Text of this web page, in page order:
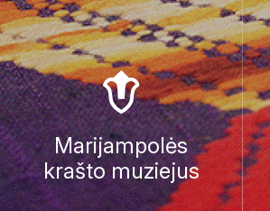
Marijampolės
krašto muziejus